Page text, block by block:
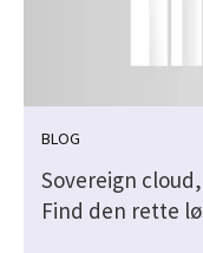
BLOG
Sovereign
Find den rette